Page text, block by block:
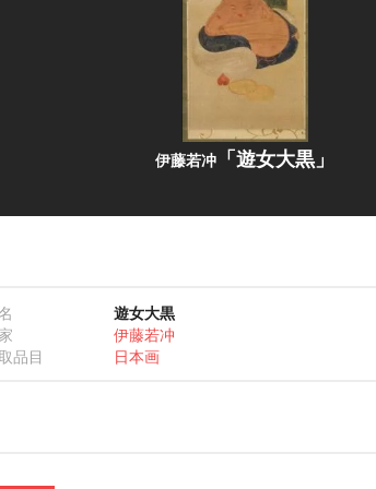
伊藤若冲 「遊女大黒」
遊女大黒
伊藤若冲
品目
日本画